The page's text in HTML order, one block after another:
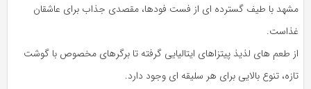
مشهد با طیف گسترده‌ ای از فست‌ فودها، مقصدی جذاب برای عاشقان
غذاست.
از طعم‌ های لذیذ پیتزاهای ایتالیایی گرفته تا برگرهای مخصوص با گوشت
تازه، تنوع بالایی برای هر سلیقه‌ ای وجود دارد.